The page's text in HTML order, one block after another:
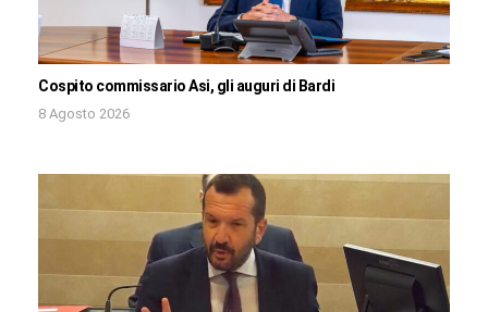
Cospito commissario Asi, gli auguri di Bardi
8 Agosto 2026